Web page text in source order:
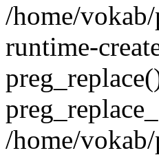
/home/
runtime-
/home/